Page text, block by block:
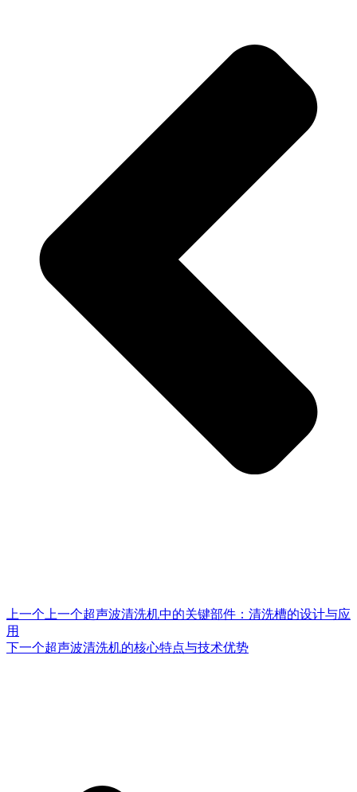
上一个 上一个超声波清洗机中的关键部件：清洗槽的设计与应
用
下一个超声波清洗机的核心特点与技术优势